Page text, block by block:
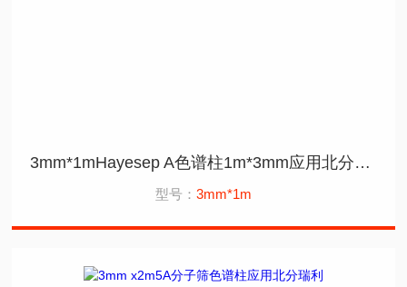
3mm*1mHayesep A色谱柱1m*3mm应用北分瑞利
型号： 3mm*1m